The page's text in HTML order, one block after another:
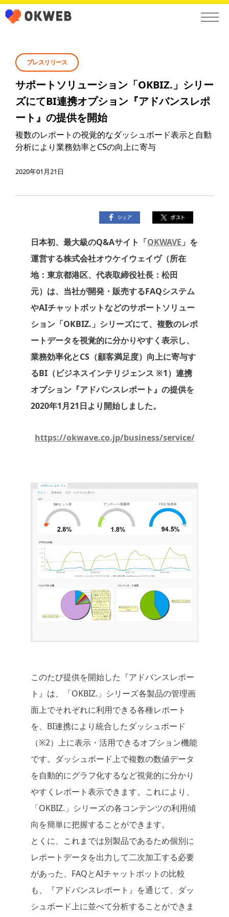
プレスリリース
サポートソリューション「OKBIZ.」シリー
ズにてBI連携オプション『アドバンスレポ
ート』の提供を開始
複数のレポートの視覚的なダッシュボード表示と自動
分析により業務効率とCSの向上に寄与
2020年01月21日
日本初、最大級のQ&Aサイト「OKWAVE 」を
運営する株式会社オウケイウェイヴ（所在
地：東京都港区、代表取締役社長：松田
元）は、当社が開発・販売するFAQシステム
やAIチャットボットなどのサポートソリュー
ション「OKBIZ.」シリーズにて、複数のレポ
ートデータを視覚的に分かりやすく表示し、
業務効率化とCS（顧客満足度）向上に寄与す
るBI（ビジネスインテリジェンス ※1）連携
オプション『アドバンスレポート』の提供を
2020年1月21日より開始しました。
https://okwave.co.jp/business/service/
このたび提供を開始した『アドバンスレポー
ト』は、「OKBIZ.」シリーズ各製品の管理画
面上でそれぞれに利用できる各種レポート
を、BI連携により統合したダッシュボード
（※2）上に表示・活用できるオプション機能
です。ダッシュボード上で複数の数値データ
を自動的にグラフ化するなど視覚的に分かり
やすくレポート表示できます。これにより、
「OKBIZ.」シリーズの各コンテンツの利用傾
向を簡単に把握することができます。
とくに、これまでは別製品であるため個別に
レポートデータを出力して二次加工する必要
があった、FAQとAIチャットボットの比較
も、『アドバンスレポート』を通じて、ダッ
シュボード上に並べて分析することができま